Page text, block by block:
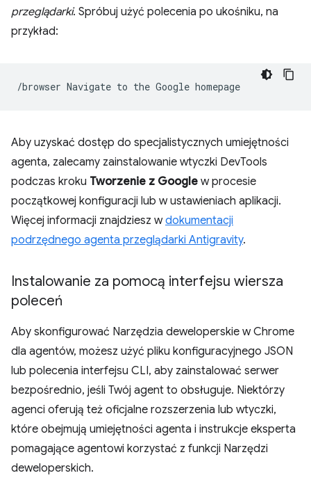
przeglądarki. Spróbuj użyć polecenia po ukośniku, na
przykład:
/browser Navigate to the Google
Aby uzyskać dostęp do specjalistycznych umiejętności
agenta, zalecamy zainstalowanie wtyczki DevTools
podczas kroku Tworzenie z Google w procesie
początkowej konfiguracji lub w ustawieniach aplikacji.
Więcej informacji znajdziesz wdokumentacji
podrzędnego agenta przeglądarki Antigravity.
Instalowanie za pomocą interfejsu wiersza
poleceń
Aby skonfigurować Narzędzia deweloperskie w Chrome
dla agentów, możesz użyć pliku konfiguracyjnego JSON
lub polecenia interfejsu CLI, aby zainstalować serwer
bezpośrednio, jeśli Twój agent to obsługuje. Niektórzy
agenci oferują też oficjalne rozszerzenia lub wtyczki,
które obejmują umiejętności agenta i instrukcje eksperta
pomagające agentowi korzystać z funkcji Narzędzi
deweloperskich.